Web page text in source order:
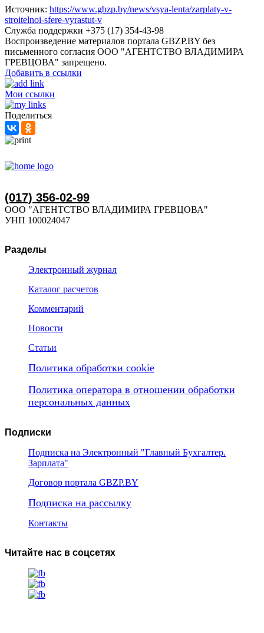
Источник: https://www.gbzp.by/news/vsya-lenta/zarplaty-v-
stroitelnoi-sfere-vyrastut-v
Служба поддержки +375 (17) 354-43-98
Воспроизведение материалов портала GBZP.BY без
письменного согласия OOO "АГЕНТСТВО ВЛАДИМИРА
ГРЕВЦОВА" запрещено.
Добавить в ссылки
Мои ссылки
Поделиться
(017) 356-02-99
ООО "АГЕНТСТВО ВЛАДИМИРА ГРЕВЦОВА"
УНП 100024047
Разделы
Электронный журнал
Каталог расчетов
Комментарий
Новости
Статьи
Политика обработки cookie
Политика оператора в отношении обработки
персональных данных
Подписки
Подписка на Электронный "Главный Бухгалтер.
Зарплата"
Договор портала GBZP.BY
Подписка на рассылку
Контакты
Читайте нас в соцсетях